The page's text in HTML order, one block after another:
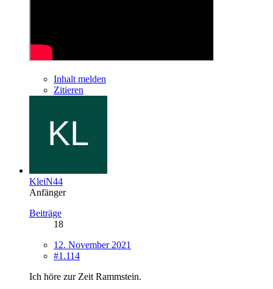
Inhalt melden
Zitieren
KleiN44
Anfänger
Beiträge
18
12. November 2021
#1.114
Ich höre zur Zeit Rammstein.